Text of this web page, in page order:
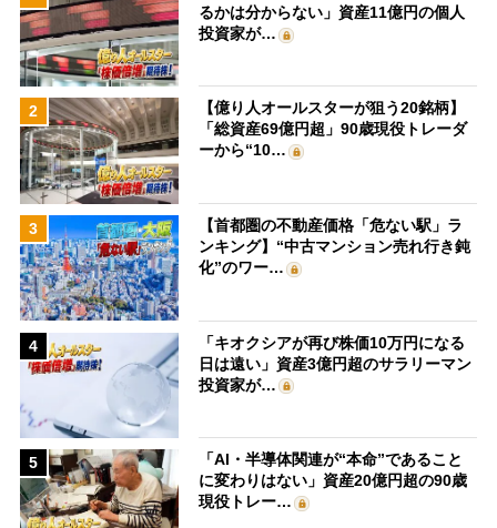
るかは分からない」資産11億円の個人
投資家が…
2
【億り人オールスターが狙う20銘柄】
「総資産69億円超」90歳現役トレーダ
ーから“10…
3
【首都圏の不動産価格「危ない駅」ラ
ンキング】“中古マンション売れ行き鈍
化”のワー…
4
「キオクシアが再び株価10万円になる
日は遠い」資産3億円超のサラリーマン
投資家が…
5
「AI・半導体関連が“本命”であること
に変わりはない」資産20億円超の90歳
現役トレー…